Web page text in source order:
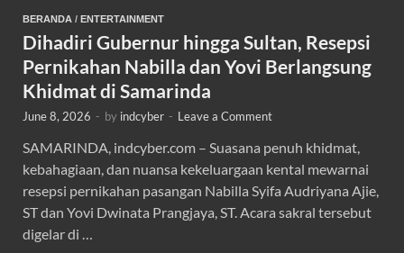
BERANDA / ENTERTAINMENT
Dihadiri Gubernur hingga Sultan, Resepsi
Pernikahan Nabilla dan Yovi Berlangsung
Khidmat di Samarinda
June 8, 2026 - by indcyber - Leave a Comment
SAMARINDA, indcyber.com – Suasana penuh khidmat,
kebahagiaan, dan nuansa kekeluargaan kental mewarnai
resepsi pernikahan pasangan Nabilla Syifa Audriyana Ajie,
ST dan Yovi Dwinata Prangjaya, ST. Acara sakral tersebut
digelar di …